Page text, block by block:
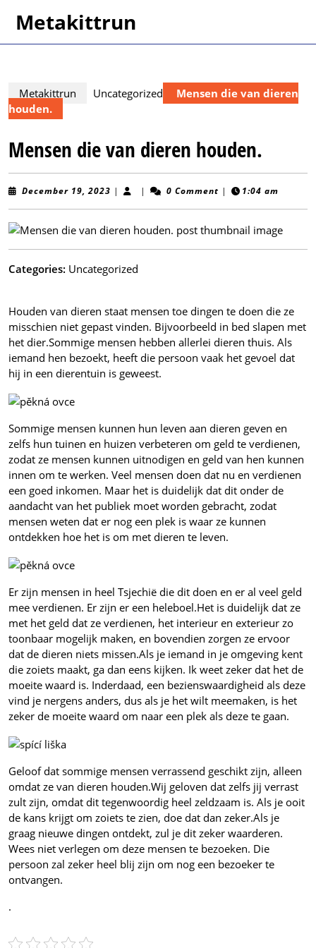
Metakittrun
Metakittrun Uncategorized
Mensen die van dieren
houden.
Mensen die van dieren houden.
December 19, 2023 December
| | 0 Comment | 1:04 am
Categories: Uncategorized
Houden van dieren staat mensen toe dingen te doen die ze
misschien niet gepast vinden. Bijvoorbeeld in bed slapen met
het dier.Sommige mensen hebben allerlei dieren thuis. Als
iemand hen bezoekt, heeft die persoon vaak het gevoel dat
hij in een dierentuin is geweest.
Sommige mensen kunnen hun leven aan dieren geven en
zelfs hun tuinen en huizen verbeteren om geld te verdienen,
zodat ze mensen kunnen uitnodigen en geld van hen kunnen
innen om te werken. Veel mensen doen dat nu en verdienen
een goed inkomen. Maar het is duidelijk dat dit onder de
aandacht van het publiek moet worden gebracht, zodat
mensen weten dat er nog een plek is waar ze kunnen
ontdekken hoe het is om met dieren te leven.
Er zijn mensen in heel Tsjechië die dit doen en er al veel geld
mee verdienen. Er zijn er een heleboel.Het is duidelijk dat ze
met het geld dat ze verdienen, het interieur en exterieur zo
toonbaar mogelijk maken, en bovendien zorgen ze ervoor
dat de dieren niets missen.Als je iemand in je omgeving kent
die zoiets maakt, ga dan eens kijken. Ik weet zeker dat het de
moeite waard is. Inderdaad, een bezienswaardigheid als deze
vind je nergens anders, dus als je het wilt meemaken, is het
zeker de moeite waard om naar een plek als deze te gaan.
Geloof dat sommige mensen verrassend geschikt zijn, alleen
omdat ze van dieren houden.Wij geloven dat zelfs jij verrast
zult zijn, omdat dit tegenwoordig heel zeldzaam is. Als je ooit
de kans krijgt om zoiets te zien, doe dat dan zeker.Als je
graag nieuwe dingen ontdekt, zul je dit zeker waarderen.
Wees niet verlegen om deze mensen te bezoeken. Die
persoon zal zeker heel blij zijn om nog een bezoeker te
ontvangen.
.